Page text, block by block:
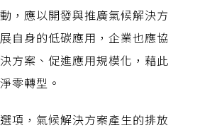
，應以開發與推廣氣候解決方
自身的低碳應用，企業也應協
方案、促進應用規模化，藉此
零轉型。
項，氣候解決方案產生的排放